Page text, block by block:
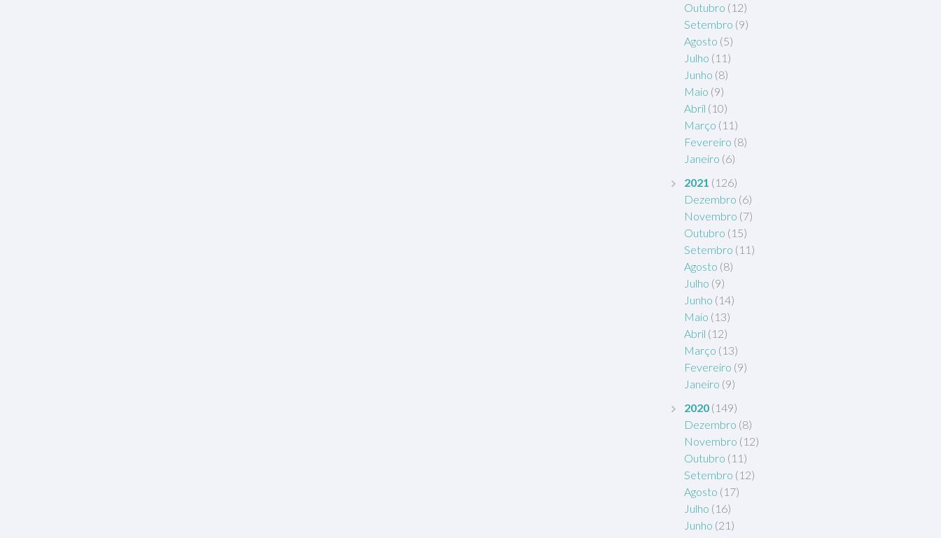
Outubro (12)
Setembro (9)
Agosto (5)
Julho (11)
Junho (8)
Maio (9)
Abril (10)
Março (11)
Fevereiro (8)
Janeiro (6)
2021 (126)
Dezembro (6)
Novembro (7)
Outubro (15)
Setembro (11)
Agosto (8)
Julho (9)
Junho (14)
Maio (13)
Abril (12)
Março (13)
Fevereiro (9)
Janeiro (9)
2020 (149)
Dezembro (8)
Novembro (12)
Outubro (11)
Setembro (12)
Agosto (17)
Julho (16)
Junho (21)